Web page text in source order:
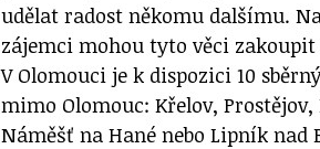
udělat radost někomu dalšímu.
zájemci mohou tyto věci
V Olomouci je k dispozici 10
mimo Olomouc: Křelov,
Náměšť na Hané nebo Lipník nad